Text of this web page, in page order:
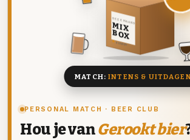
PERSONAL MATCH · BEER CLUB
Hou je vanGerookt bier
DEZE MAAND
MIX
BOX
8 BIEREN
MATCH:INTENS &